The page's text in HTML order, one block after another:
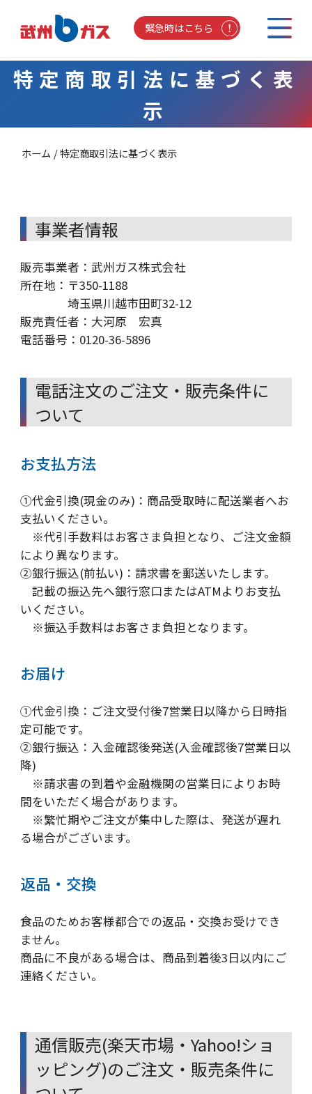
緊急時はこちら
特定商取引法に基づく表
示
ホーム 特定商取引法に基づく表示
事業者情報
販売事業者：武州ガス株式会社
所在地：〒350-1188
埼玉県川越市田町32-12
販売責任者：大河原 宏真
電話番号：0120-36-5896
電話注文のご注文・販売条件に
ついて
お支払方法
①代金引換(現金のみ)：商品受取時に配送業者へお
支払いください。
※代引手数料はお客さま負担となり、ご注文金額
により異なります。
②銀行振込(前払い)：請求書を郵送いたします。
記載の振込先へ銀行窓口またはATMよりお支払
いください。
※振込手数料はお客さま負担となります。
お届け
①代金引換：ご注文受付後7営業日以降から日時指
定可能です。
②銀行振込：入金確認後発送(入金確認後7営業日以
降)
※請求書の到着や金融機関の営業日によりお時
間をいただく場合があります。
※繁忙期やご注文が集中した際は、発送が遅れ
る場合がございます。
返品・交換
食品のためお客様都合での返品・交換お受けでき
ません。
商品に不良がある場合は、商品到着後3日以内にご
連絡ください。
通信販売(楽天市場・Yahoo!ショ
ッピング)のご注文・販売条件に